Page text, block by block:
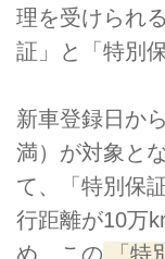
理を受けられ
証」と「特別
新車登録日か
満）が対象と
て、「特別保
行距離が10万
め、この
「